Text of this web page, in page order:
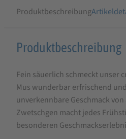
Produktbeschreibung
Produktbeschreibung
Faller
Zwetschgen-
Mus
330g,
Produktbeschreibung
Fein säuerlich schmeckt unser
Mus wunderbar erfrischend
unverkennbare Geschmack
Zwetschgen macht jedes
besonderen